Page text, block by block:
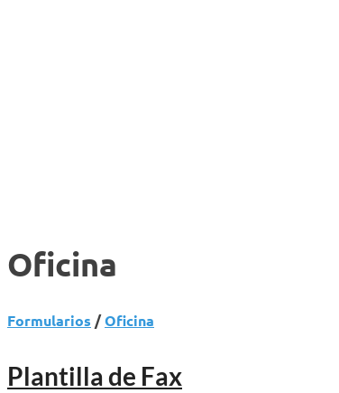
Oficina
Formularios /Oficina
Plantilla de Fax